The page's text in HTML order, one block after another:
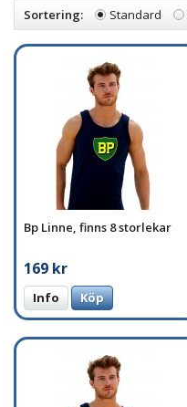
Sortering: Standard
Bp Linne, finns 8 storlekar
169 kr
Info Köp